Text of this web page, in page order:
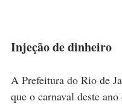
Injeção de dinheiro
A Prefeitura do Rio de
que o carnaval deste ano